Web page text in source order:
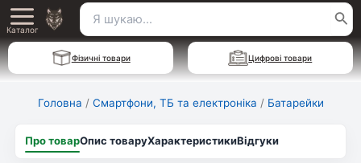
Перейти
до
вмісту
Main
Menu
Каталог
Пошук
для:
Фізичні товари Цифрові товари
Головна / Смартфони, ТБ та електроніка / Батарейки
Про товарОпис товаруХарактеристикиВідгуки